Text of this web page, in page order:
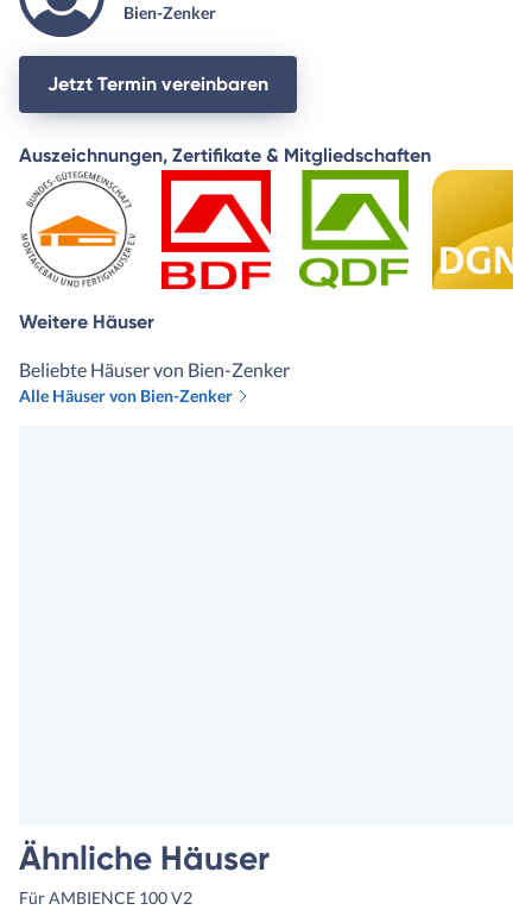
Bien-Zenker
Jetzt Termin vereinbaren
Auszeichnungen, Zertifikate & Mitgliedschaften
Weitere Häuser
Beliebte Häuser von Bien-Zenker
Alle Häuser von Bien-Zenker
Ähnliche Häuser
Für AMBIENCE 100 V2